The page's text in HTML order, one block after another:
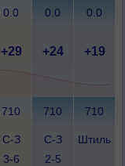
0.0 0.0 0.0
+29 +24 +19
710 710 710
С-З
3-6
С-З
2-5
Штиль